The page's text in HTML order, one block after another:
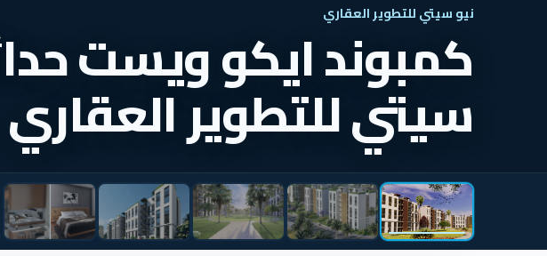
نيو سيتي للتطوير العقاري
كمبوند ايكو ويست
سيتي للتطوير العقاري